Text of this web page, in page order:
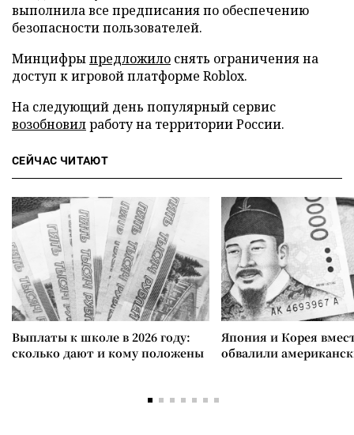
выполнила все предписания по обеспечению
безопасности пользователей.
Минцифрыпредложило снять ограничения на
доступ к игровой платформе Roblox.
На следующий день популярный сервис
возобновилработу на территории России.
СЕЙЧАС ЧИТАЮТ
Выплаты к школе в 2026 году:
сколько дают и кому положены
Япония и Корея
обвалили